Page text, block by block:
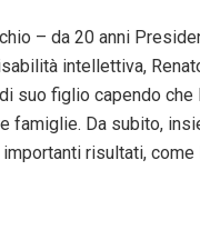
– da 20 anni
intellettiva,
suo figlio capendo
famiglie. Da subito,
risultati,